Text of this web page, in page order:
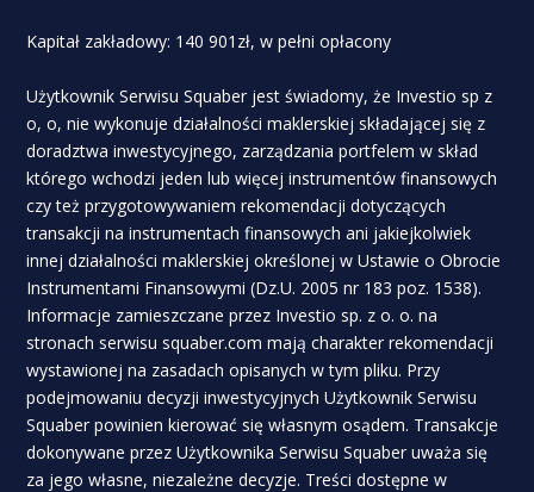
Kapitał zakładowy: 140 901zł, w pełni opłacony
Użytkownik Serwisu Squaber jest świadomy, że Investio sp z
o, o, nie wykonuje działalności maklerskiej składającej się z
doradztwa inwestycyjnego, zarządzania portfelem w skład
którego wchodzi jeden lub więcej instrumentów finansowych
czy też przygotowywaniem rekomendacji dotyczących
transakcji na instrumentach finansowych ani jakiejkolwiek
innej działalności maklerskiej określonej w Ustawie o Obrocie
Instrumentami Finansowymi (Dz.U. 2005 nr 183 poz. 1538).
Informacje zamieszczane przez Investio sp. z o. o. na
stronach serwisu squaber.com mają charakter rekomendacji
wystawionej na zasadach opisanych w tym pliku. Przy
podejmowaniu decyzji inwestycyjnych Użytkownik Serwisu
Squaber powinien kierować się własnym osądem. Transakcje
dokonywane przez Użytkownika Serwisu Squaber uważa się
za jego własne, niezależne decyzje. Treści dostępne w